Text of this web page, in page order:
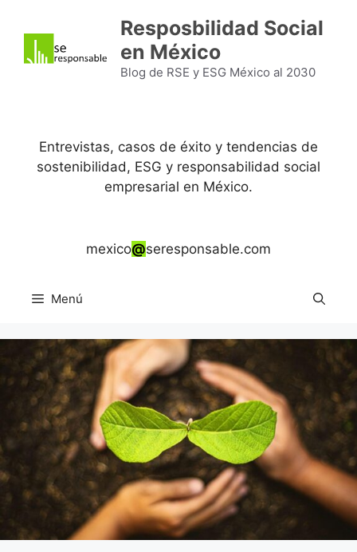
contenido
Resposbilidad Social
en México
Blog de RSE y ESG México al 2030
Entrevistas, casos de éxito y tendencias de
sostenibilidad, ESG y responsabilidad social
empresarial en México.
mexico@seresponsable.com
Menú